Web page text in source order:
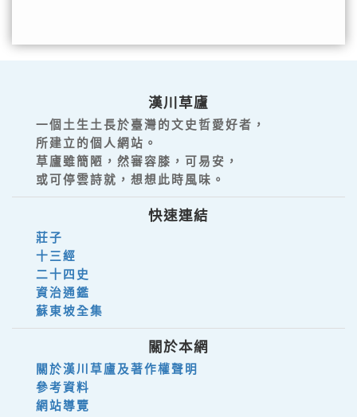
漢川草廬
一個土生土長於臺灣的文史哲愛好者，
所建立的個人網站。
草廬雖簡陋，然審容膝，可易安，
或可停雲詩就，想想此時風味。
快速連結
莊子
十三經
二十四史
資治通鑑
蘇東坡全集
關於本網
關於漢川草廬及著作權聲明
參考資料
網站導覽